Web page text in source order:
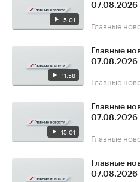
5:01
07.08.2026
Главные
11:58
Главные
07.08.2026
Главные
15:01
Главные
07.08.2026
Главные
Главные
07.08.2026